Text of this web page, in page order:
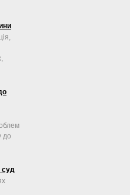
до
суд